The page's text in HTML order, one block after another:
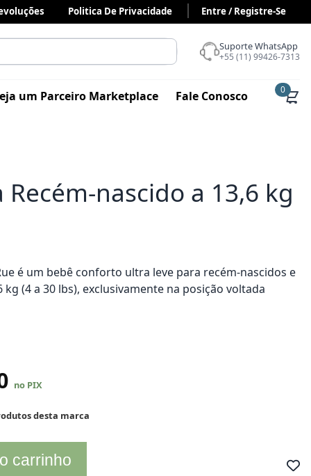
Politica De Privacidade Entre / Registre-Se
Suporte WhatsApp
+55 (11) 99426-7313
um Parceiro Marketplace Fale Conosco 0
nascido a 13,6 kg
é um bebê conforto ultra leve para recém-nascidos e
kg (4 a 30 lbs), exclusivamente na posição voltada
no PIX
desta marca
carrinho